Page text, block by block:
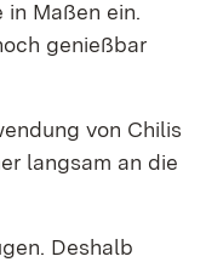
in Maßen ein.
genießbar
von Chilis
langsam an die
Deshalb